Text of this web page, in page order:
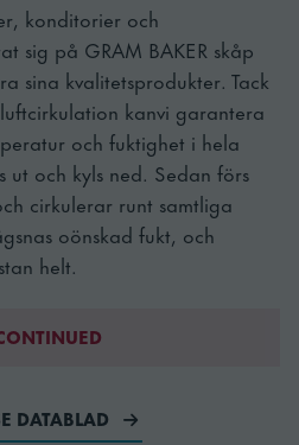
konditorier och
sig på GRAM BAKER skåp
sina kvalitetsprodukter. Tack
kanvi garantera
och fuktighet i hela
ut och kyls ned. Sedan förs
cirkulerar runt samtliga
oönskad fukt, och
helt.
DATABLAD